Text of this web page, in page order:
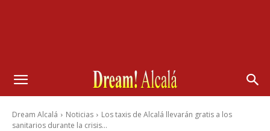
Dream Alcalá Noticias
Los taxis de Alcalá llevarán gratis a los
sanitarios durante la crisis...